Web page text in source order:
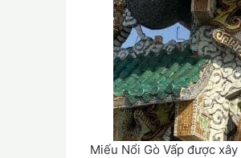
Miếu Nổi Gò Vấp được